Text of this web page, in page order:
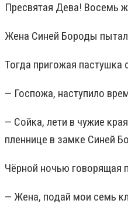
Пресвятая Дева! Восемь
Жена Синей Бороды
Тогда пригожая пастушка
— Госпожа, наступило
— Сойка, лети в чужие
пленнице в замке Синей
Чёрной ночью говорящая
— Жена, подай мои семь